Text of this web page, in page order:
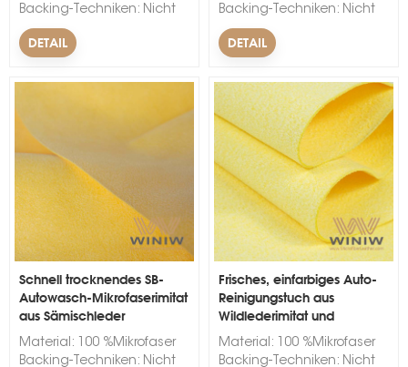
Backing-Techniken: Nicht
gewebt Breite: 150 cm.
Dicke: 1 mm. Farbe:
Blau, Gr&uuml;n, Gelb, Rosa
Mindestbestellmenge: 300
Laufmeter. Vorlaufzeit: 10-
15 Tage. &nbsp;
DETAIL
Backing-Techniken: Nicht
gewebt Breite: 150 cm.
Dicke: 1 mm. Farbe:
Blau, Gr&uuml;n, Gelb, Rosa
Markenname: WINIW
Mindestbestellmenge: 300
Laufmeter. Vorlaufzeit: 10-
15 Tage. &nbsp;
DETAIL
Schnell trocknendes SB-
Autowasch-Mikrofaserimitat
aus Sämischleder
Material: 100 %Mikrofaser
Backing-Techniken: Nicht
Frisches, einfarbiges Auto-
Reinigungstuch aus
Wildlederimitat und
Sämischleder für das Auto
Material: 100 %Mikrofaser
Backing-Techniken: Nicht